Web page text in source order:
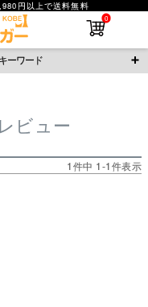
円以上で送料無料
0
ーワード
イン ラッシュガード
背中開きアイテム
ビュー
1件中 1-1件表示